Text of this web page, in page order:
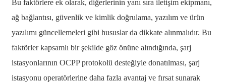
Bu faktörlere ek olarak, diğerlerinin yanı sıra iletişim ekipmanı,
ağ bağlantısı, güvenlik ve kimlik doğrulama, yazılım ve ürün
yazılımı güncellemeleri gibi hususlar da dikkate alınmalıdır. Bu
faktörler kapsamlı bir şekilde göz önüne alındığında, şarj
istasyonlarının OCPP protokolü desteğiyle donatılması, şarj
istasyonu operatörlerine daha fazla avantaj ve fırsat sunarak